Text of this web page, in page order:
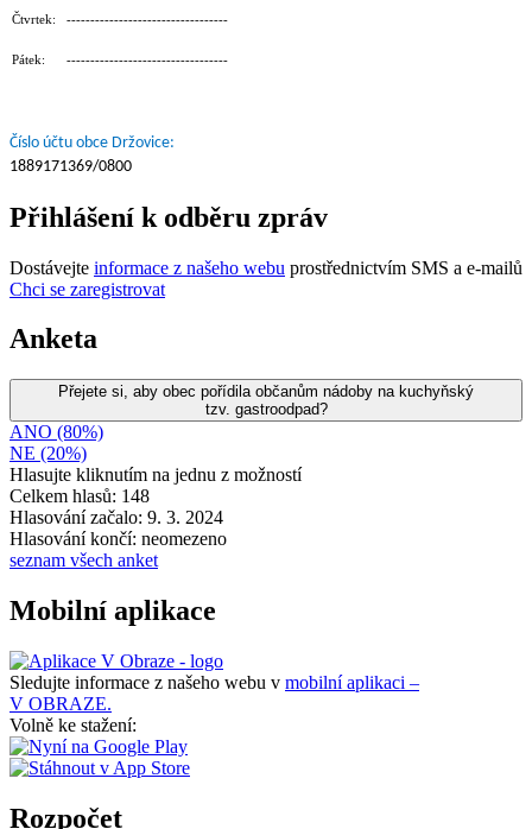
Čtvrtek: ----------------------------------
Pátek: ----------------------------------
Číslo účtu obce Držovice:
1889171369/0800
Přihlášení k odběru zpráv
Dostávejte informace z našeho webu prostřednictvím SMS a e-mailů
Chci se zaregistrovat
Anketa
Přejete si, aby obec pořídila občanům nádoby na kuchyňský
tzv. gastroodpad?
ANO (80%)
NE (20%)
Hlasujte kliknutím na jednu z možností
Celkem hlasů: 148
Hlasování začalo: 9. 3. 2024
Hlasování končí: neomezeno
seznam všech anket
Mobilní aplikace
Sledujte informace z našeho webu v mobilní aplikaci –
V OBRAZE.
Volně ke stažení:
Rozpočet